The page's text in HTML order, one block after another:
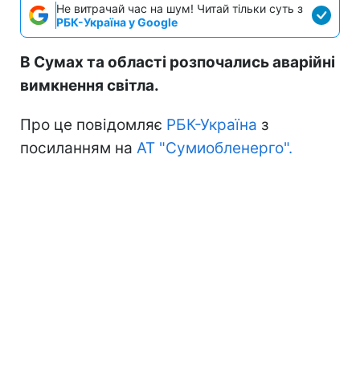
Не витрачай час на шум! Читай тільки суть з
РБК-Україна у Google
В Сумах та області розпочались аварійні
вимкнення світла.
Про це повідомляє РБК-Україна з
посиланням на АТ "Сумиобленерго".